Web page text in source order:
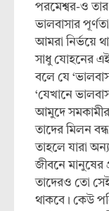
পরমেশ্বর-ও
ভালবাসার
আমরা নির্ভয়ে
সাধু যোহনের
বলে যে
‘যেখানে
আমুদে
তাদের মিলন
তাহলে যারা
জীবনে মানুষের
তাদেরও তো
থাকবে। কেউ